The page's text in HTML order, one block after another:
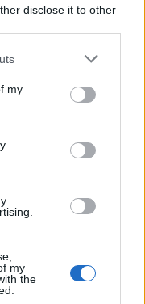
disclose it to other
one or more Google
You may click to
third-party tags to
in below Google
my
my
the
29-én, a